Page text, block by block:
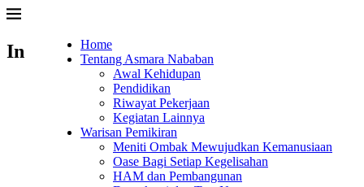
Home
Tentang Asmara Nababan
Awal Kehidupan
Pendidikan
Riwayat Pekerjaan
Kegiatan Lainnya
Warisan Pemikiran
Meniti Ombak Mewujudkan Kemanusiaan
Oase Bagi Setiap Kegelisahan
HAM dan Pembangunan
In